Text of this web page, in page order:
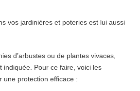
vos jardinières et poteries est lui aussi
d’arbustes ou de plantes vivaces,
indiquée. Pour ce faire, voici les
une protection efficace :